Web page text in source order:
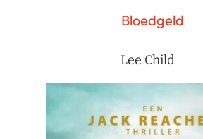
Bloedgeld
Lee Child